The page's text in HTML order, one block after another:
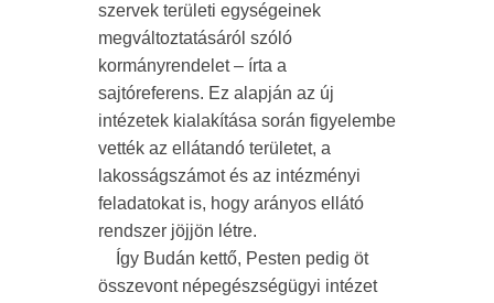
szervek területi egységeinek
megváltoztatásáról szóló
kormányrendelet – írta a
sajtóreferens. Ez alapján az új
intézetek kialakítása során figyelembe
vették az ellátandó területet, a
lakosságszámot és az intézményi
feladatokat is, hogy arányos ellátó
rendszer jöjjön létre.
Így Budán kettő, Pesten pedig öt
összevont népegészségügyi intézet